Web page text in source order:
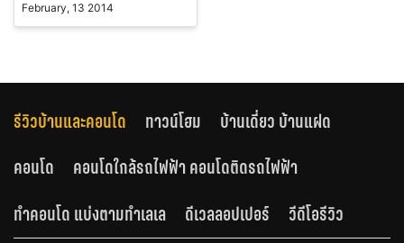
February, 13 2014
รีวิวบ้านและคอนโด ทาวน์โฮม
บ้านเดี่ยว บ้านแฝด
คอนโด
คอนโดใกล้รถไฟฟ้า คอนโดติดรถไฟฟ้า
ทำคอนโด แบ่งตามทำเลเล
ดีเวลลอปเปอร์ วีดีโอรีวิว